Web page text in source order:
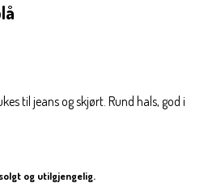
til jeans og skjørt. Rund hals, god i
og utilgjengelig.